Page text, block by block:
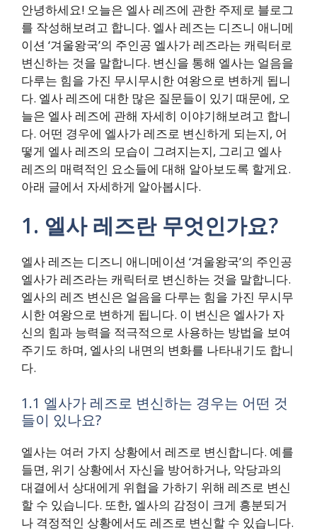
안녕하세요! 오늘은 엘사 레즈에 관한 주제로 블로그
를 작성해보려고 합니다. 엘사 레즈는 디즈니 애니메
이션 ‘겨울왕국’의 주인공 엘사가 레즈라는 캐릭터로
변신하는 것을 말합니다. 변신을 통해 엘사는 얼음을
다루는 힘을 가진 무시무시한 여왕으로 변하게 됩니
다. 엘사 레즈에 대한 많은 질문들이 있기 때문에, 오
늘은 엘사 레즈에 관해 자세히 이야기해보려고 합니
다. 어떤 경우에 엘사가 레즈로 변신하게 되는지, 어
떻게 엘사 레즈의 모습이 그려지는지, 그리고 엘사
레즈의 매력적인 요소들에 대해 알아보도록 할게요.
아래 글에서 자세하게 알아봅시다.
1. 엘사 레즈란 무엇인가요?
엘사 레즈는 디즈니 애니메이션 ‘겨울왕국’의 주인공
엘사가 레즈라는 캐릭터로 변신하는 것을 말합니다.
엘사의 레즈 변신은 얼음을 다루는 힘을 가진 무시무
시한 여왕으로 변하게 됩니다. 이 변신은 엘사가 자
신의 힘과 능력을 적극적으로 사용하는 방법을 보여
주기도 하며, 엘사의 내면의 변화를 나타내기도 합니
다.
1.1 엘사가 레즈로 변신하는 경우는 어떤 것
들이 있나요?
엘사는 여러 가지 상황에서 레즈로 변신합니다. 예를
들면, 위기 상황에서 자신을 방어하거나, 악당과의
대결에서 상대에게 위협을 가하기 위해 레즈로 변신
할 수 있습니다. 또한, 엘사의 감정이 크게 흥분되거
나 격정적인 상황에서도 레즈로 변신할 수 있습니다.